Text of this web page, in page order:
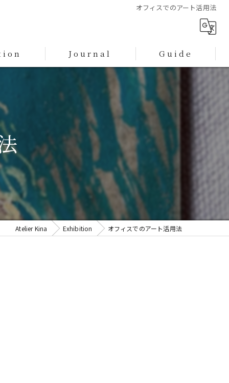
オフィスでのアート活用法
Journal Guide
プライバシーポリシー
特定商取引に基づく表記
Atelier Kina Exhibition オフィスでのアート活用法